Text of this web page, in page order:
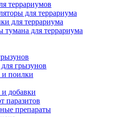
террариумов
для террариума
для террариума
тумана для террариума
грызунов
поилки
добавки
паразитов
препараты